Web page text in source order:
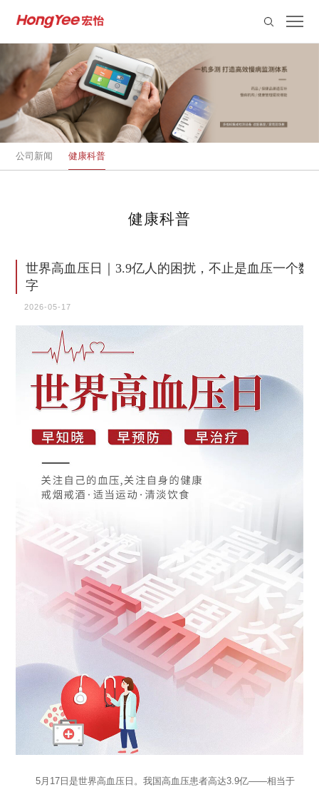
公司新闻 健康科普
健康科普
世界高血压日｜3.9亿人的困扰，不止是血压一个数
字
2026-05-17
5月17日是世界高血压日。我国高血压患者高达3.9亿——相当于